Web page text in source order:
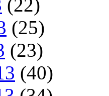
(22)
(25)
(23)
(40)